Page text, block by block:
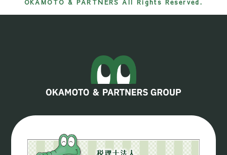
OKAMOTO & PARTNERS All Rights Reserved.